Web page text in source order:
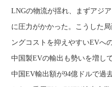
LNGの物流が揺れ、まずアジ
に圧力がかかった。こうした
ングコストを抑えやすいEVへ
中国製EVの輸出も勢いを増し
中国EV輸出額が94億ドルで過